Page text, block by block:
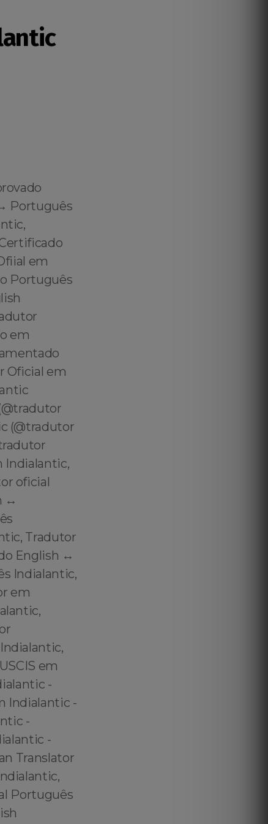
Português
em
Português
em
Oficial em
(@tradutor
Indialantic,
oficial
↔️
Tradutor
English ↔️
Indialantic,
em
em
-
Indialantic -
-
-
Translator
Português